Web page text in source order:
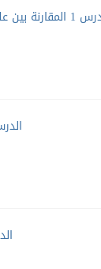
بين علم اللغة وفقه اللغة
الدرس 2 فروع
الدرس